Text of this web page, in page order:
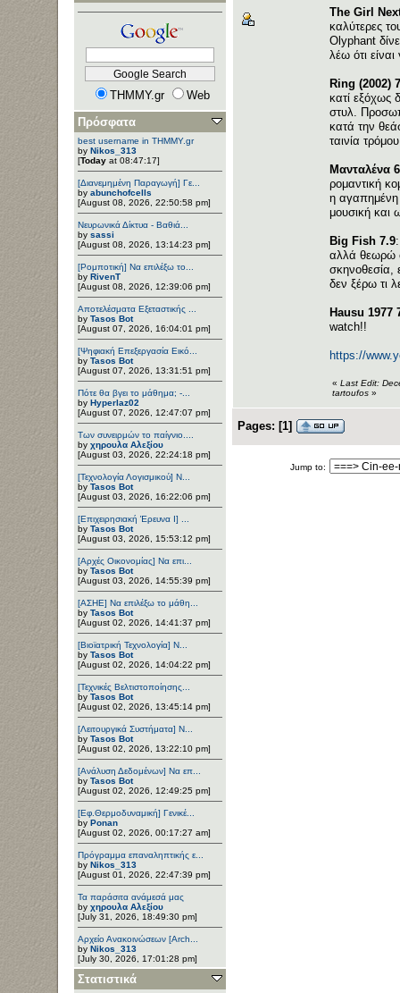
THMMY.gr
Web
Πρόσφατα
best username in THMMY.gr
by Nikos_313
[Today at 08:47:17]
[Διανεμημένη Παραγωγή] Γε...
by abunchofcells
[August 08, 2026, 22:50:58 pm]
Νευρωνικά Δίκτυα - Βαθιά...
by sassi
[August 08, 2026, 13:14:23 pm]
[Ρομποτική] Να επιλέξω το...
by RivenT
[August 08, 2026, 12:39:06 pm]
Αποτελέσματα Εξεταστικής ...
by Tasos Bot
[August 07, 2026, 16:04:01 pm]
[Ψηφιακή Επεξεργασία Εικό...
by Tasos Bot
[August 07, 2026, 13:31:51 pm]
Πότε θα βγει το μάθημα; -...
by Hyperlaz02
[August 07, 2026, 12:47:07 pm]
Των συνειρμών το παίγνιο....
by χηρουλα Αλεξίου
[August 03, 2026, 22:24:18 pm]
[Τεχνολογία Λογισμικού] Ν...
by Tasos Bot
[August 03, 2026, 16:22:06 pm]
[Επιχειρησιακή Έρευνα Ι] ...
by Tasos Bot
[August 03, 2026, 15:53:12 pm]
[Αρχές Οικονομίας] Να επι...
by Tasos Bot
[August 03, 2026, 14:55:39 pm]
[ΑΣΗΕ] Να επιλέξω το μάθη...
by Tasos Bot
[August 02, 2026, 14:41:37 pm]
[Βιοϊατρική Τεχνολογία] Ν...
by Tasos Bot
[August 02, 2026, 14:04:22 pm]
[Τεχνικές Βελτιστοποίησης...
by Tasos Bot
[August 02, 2026, 13:45:14 pm]
[Λειτουργικά Συστήματα] Ν...
by Tasos Bot
[August 02, 2026, 13:22:10 pm]
[Ανάλυση Δεδομένων] Να επ...
by Tasos Bot
[August 02, 2026, 12:49:25 pm]
[Εφ.Θερμοδυναμική] Γενικέ...
by Ponan
[August 02, 2026, 00:17:27 am]
Πρόγραμμα επαναληπτικής ε...
by Nikos_313
[August 01, 2026, 22:47:39 pm]
Τα παράσιτα ανάμεσά μας
by χηρουλα Αλεξίου
[July 31, 2026, 18:49:30 pm]
Αρχείο Ανακοινώσεων [Arch...
by Nikos_313
[July 30, 2026, 17:01:28 pm]
Στατιστικά
The Girl
καλύτερες
Olyphant
λέω ότι
Ring (2002)
κατί εξόχως
στυλ.
κατά την
ταινία
Μανταλένα
ρομαντική
η αγαπημένη
μουσική και
Big Fish 7.9
αλλά θεωρώ
σκηνοθεσία,
δεν ξέρω τι
Hausu 1977
watch!!
https://
« Last Edit:
tartoufos »
Pages: [1]
Jump to: